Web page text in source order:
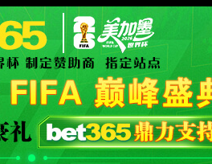
XML 地图